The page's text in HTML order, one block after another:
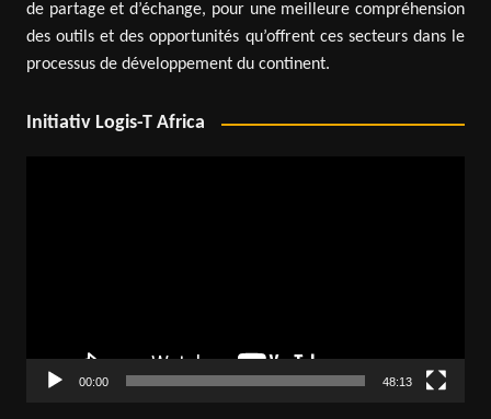
de partage et d’échange, pour une meilleure compréhension
des outils et des opportunités qu’offrent ces secteurs dans le
processus de développement du continent.
Initiativ Logis-T Africa
00:00 48:13